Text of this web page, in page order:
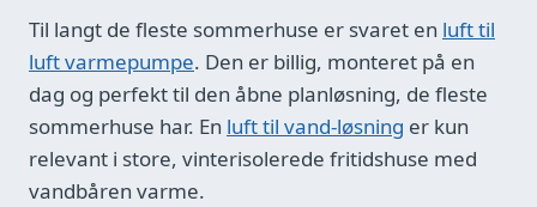
Til langt de fleste sommerhuse er svaret en luft til
luft varmepumpe. Den er billig, monteret på en
dag og perfekt til den åbne planløsning, de fleste
sommerhuse har. En luft til vand-løsning er kun
relevant i store, vinterisolerede fritidshuse med
vandbåren varme.